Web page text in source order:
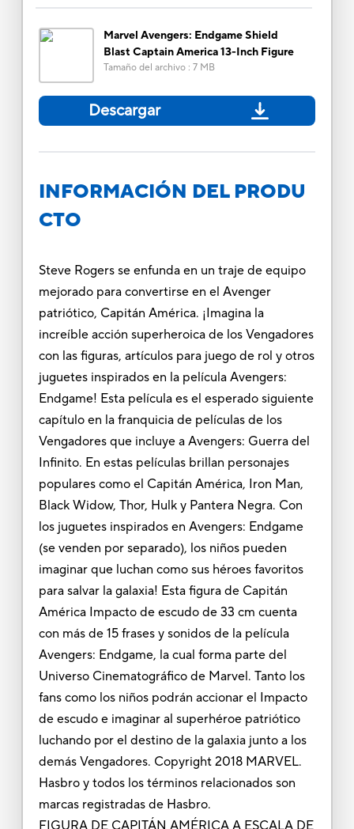
Marvel Avengers: Endgame Shield
Blast Captain America 13-Inch Figure
Tamaño del archivo: 7 MB
Descargar
INFORMACIÓN DEL PRODU
CTO
Steve Rogers se enfunda en un traje de equipo
mejorado para convertirse en el Avenger
patriótico, Capitán América. ¡Imagina la
increíble acción superheroica de los Vengadores
con las figuras, artículos para juego de rol y otros
juguetes inspirados en la película Avengers:
Endgame! Esta película es el esperado siguiente
capítulo en la franquicia de películas de los
Vengadores que incluye a Avengers: Guerra del
Infinito. En estas películas brillan personajes
populares como el Capitán América, Iron Man,
Black Widow, Thor, Hulk y Pantera Negra. Con
los juguetes inspirados en Avengers: Endgame
(se venden por separado), los niños pueden
imaginar que luchan como sus héroes favoritos
para salvar la galaxia! Esta figura de Capitán
América Impacto de escudo de 33 cm cuenta
con más de 15 frases y sonidos de la película
Avengers: Endgame, la cual forma parte del
Universo Cinematográfico de Marvel. Tanto los
fans como los niños podrán accionar el Impacto
de escudo e imaginar al superhéroe patriótico
luchando por el destino de la galaxia junto a los
demás Vengadores. Copyright 2018 MARVEL.
Hasbro y todos los términos relacionados son
marcas registradas de Hasbro.
FIGURA DE CAPITÁN AMÉRICA A ESCALA DE